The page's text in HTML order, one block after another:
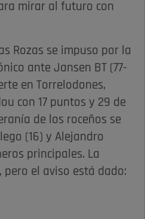
mirar al futuro con
Rozas se impuso por la
ante Jansen BT (77-
en Torrelodones,
con 17 puntos y 29 de
de los roceños se
(16) y Alejandro
principales. La
pero el aviso está dado: